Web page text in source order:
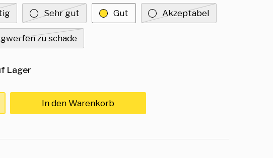
Sehr gut Gut Akzeptabel
zu schade
Lager
In den Warenkorb